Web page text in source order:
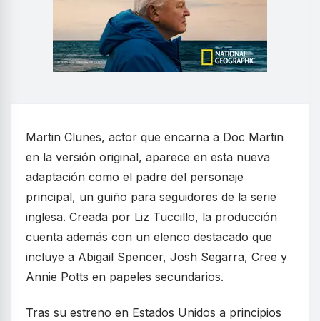
Martin Clunes, actor que encarna a Doc Martin
en la versión original, aparece en esta nueva
adaptación como el padre del personaje
principal, un guiño para seguidores de la serie
inglesa. Creada por Liz Tuccillo, la producción
cuenta además con un elenco destacado que
incluye a Abigail Spencer, Josh Segarra, Cree y
Annie Potts en papeles secundarios.
Tras su estreno en Estados Unidos a principios